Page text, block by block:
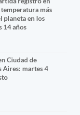
más
planeta en los
14 años
Ciudad de
Aires: martes 4